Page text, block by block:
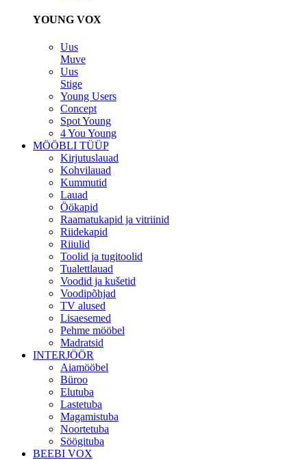
YOUNG VOX
Uus
Muve
Uus
Stige
Young Users
Concept
Spot Young
4 You Young
MÖÖBLI TÜÜP
Kirjutuslauad
Kohvilauad
Kummutid
Lauad
Öökapid
Raamatukapid ja vitriinid
Riidekapid
Riiulid
Toolid ja tugitoolid
Tualettlauad
Voodid ja kušetid
Voodipõhjad
TV alused
Lisaesemed
Pehme mööbel
Madratsid
INTERJÖÖR
Aiamööbel
Büroo
Elutuba
Lastetuba
Magamistuba
Noortetuba
Söögituba
BEEBI VOX